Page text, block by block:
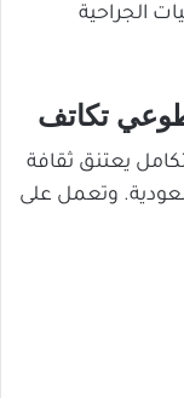
الجراحية
تكاتف
يعتنق ثقافة
وتعمل على